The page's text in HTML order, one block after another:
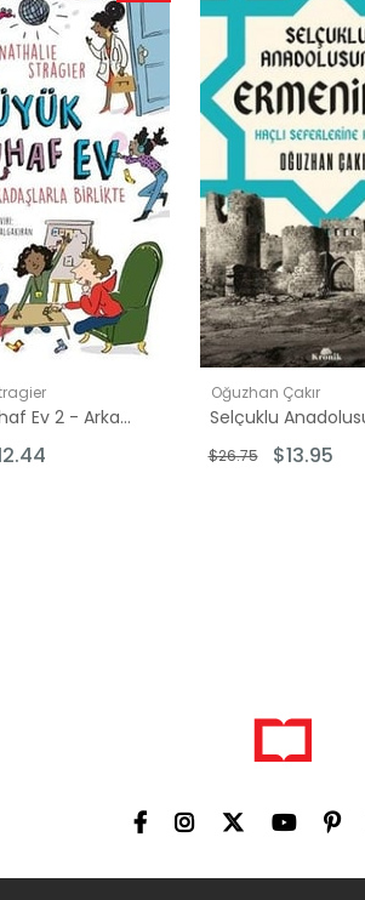
Büyük Tuhaf Ev 2 - Arkadaşlarla Birlikte
İndirim
%48İndirim
Oğuzhan Çakır
$13.95
$26.75